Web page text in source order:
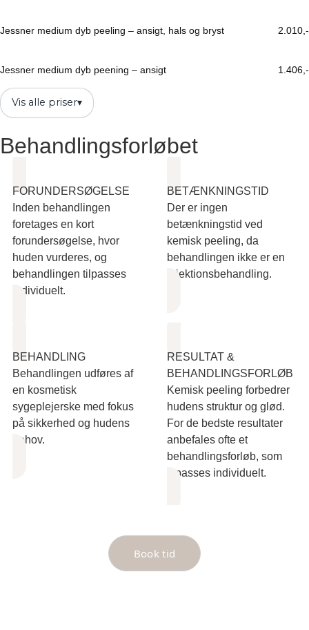
Jessner medium dyb peeling – ansigt, hals og bryst 2.010,-
Jessner medium dyb peening – ansigt 1.406,-
Vis alle priser▾
Behandlingsforløbet
FORUNDERSØGELSE
Inden behandlingen
foretages en kort
forundersøgelse, hvor
huden vurderes, og
behandlingen tilpasses
individuelt.
BETÆNKNINGSTID
Der er ingen
betænkningstid ved
kemisk peeling, da
behandlingen ikke er en
injektionsbehandling.
BEHANDLING
Behandlingen udføres af
en kosmetisk
sygeplejerske med fokus
på sikkerhed og hudens
behov.
RESULTAT &
BEHANDLINGSFORLØB
Kemisk peeling forbedrer
hudens struktur og glød.
For de bedste resultater
anbefales ofte et
behandlingsforløb, som
tilpasses individuelt.
Book tid